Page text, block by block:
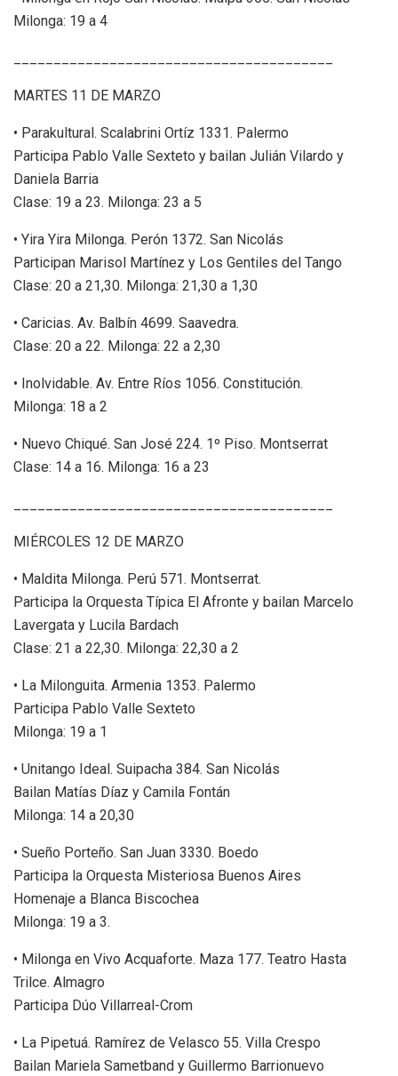
Milonga: 19 a 4
MARTES 11 DE MARZO
• Parakultural. Scalabrini Ortíz 1331. Palermo
Participa Pablo Valle Sexteto y bailan Julián Vilardo y
Daniela Barria
Clase: 19 a 23. Milonga: 23 a 5
• Yira Yira Milonga. Perón 1372. San Nicolás
Participan Marisol Martínez y Los Gentiles del Tango
Clase: 20 a 21,30. Milonga: 21,30 a 1,30
• Caricias. Av. Balbín 4699. Saavedra.
Clase: 20 a 22. Milonga: 22 a 2,30
• Inolvidable. Av. Entre Ríos 1056. Constitución.
Milonga: 18 a 2
• Nuevo Chiqué. San José 224. 1º Piso. Montserrat
Clase: 14 a 16. Milonga: 16 a 23
MIÉRCOLES 12 DE MARZO
• Maldita Milonga. Perú 571. Montserrat.
Participa la Orquesta Típica El Afronte y bailan Marcelo
Lavergata y Lucila Bardach
Clase: 21 a 22,30. Milonga: 22,30 a 2
• La Milonguita. Armenia 1353. Palermo
Participa Pablo Valle Sexteto
Milonga: 19 a 1
• Unitango Ideal. Suipacha 384. San Nicolás
Bailan Matías Díaz y Camila Fontán
Milonga: 14 a 20,30
• Sueño Porteño. San Juan 3330. Boedo
Participa la Orquesta Misteriosa Buenos Aires
Homenaje a Blanca Biscochea
Milonga: 19 a 3.
• Milonga en Vivo Acquaforte. Maza 177. Teatro Hasta
Trilce. Almagro
Participa Dúo Villarreal-Crom
• La Pipetuá. Ramírez de Velasco 55. Villa Crespo
Bailan Mariela Sametband y Guillermo Barrionuevo